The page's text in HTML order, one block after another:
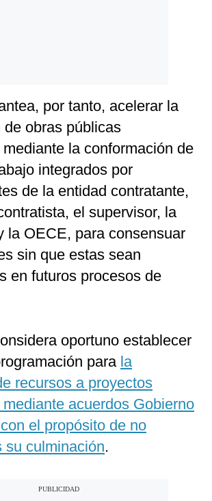
por tanto, acelerar la
de obras públicas
la conformación de
integrados por
de la entidad contratante,
el supervisor, la
la OECE, para consensuar
sin que estas sean
en futuros procesos de
oportuno establecer
para la
recursos a proyectos
acuerdos Gobierno
el propósito de no
su culminación.